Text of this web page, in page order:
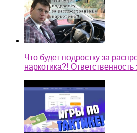
Что будет подростку за
наркотика?!